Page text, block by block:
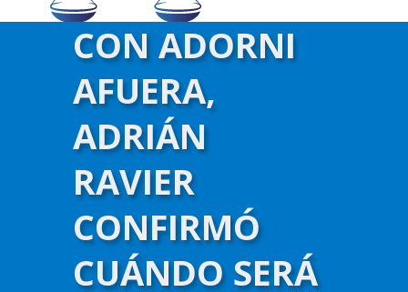
CON ADORNI
AFUERA,
ADRIÁN
RAVIER
CONFIRMÓ
CUÁNDO SERÁ